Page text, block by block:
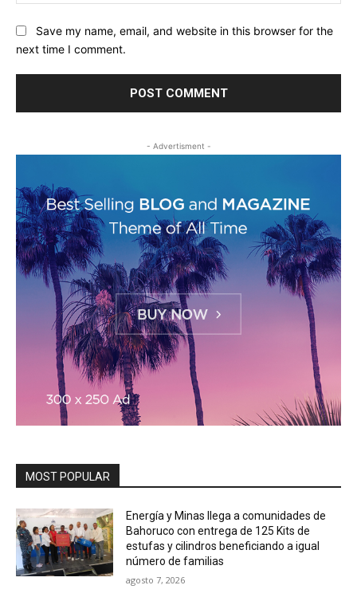
Save my name, email, and website in this browser for the
next time I comment.
- Advertisment -
MOST POPULAR
Energía y Minas llega a comunidades de
Bahoruco con entrega de 125 Kits de
estufas y cilindros beneficiando a igual
número de familias
agosto 7, 2026